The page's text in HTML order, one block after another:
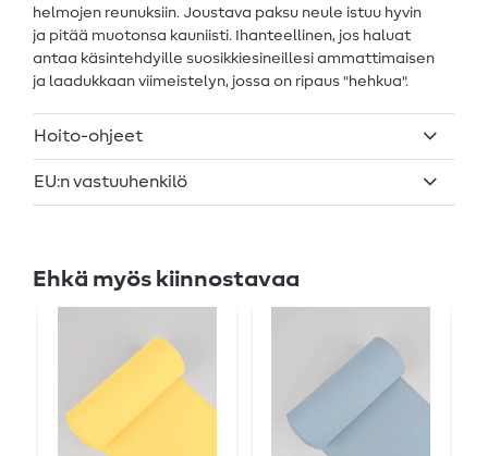
helmojen reunuksiin. Joustava paksu neule istuu hyvin
ja pitää muotonsa kauniisti. Ihanteellinen, jos haluat
antaa käsintehdyille suosikkiesineillesi ammattimaisen
ja laadukkaan viimeistelyn, jossa on ripaus "hehkua".
Hoito-ohjeet
EU:n vastuuhenkilö
Ehkä myös kiinnostavaa